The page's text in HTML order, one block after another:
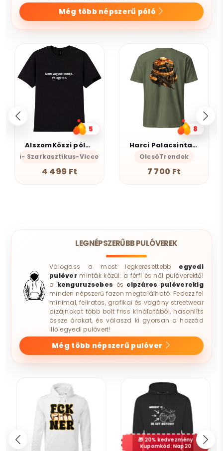
Még több népszerű póló
5
AlszomKöszi póló - Nem vagyok bunkó - Válogatok
Szarkasztikus-Vicces-Önazonos
4 499 Ft
8
Harci Palacsinta - Grafikus Unisex Póló
OlcsóTrendek
7 700 Ft
LEGNÉPSZERŰBB PULÓVEREK
Válogass a most legkeresettebb egyedi
pulóverminták közül: a férfi és női pulóverektől
a kenguruzsebes és cipzáros pulóverekig
minden népszerű fazon megtalálható. Fedezz fel
minimal, feliratos, grafikai és vagány streetwear
dizájnokat több bolt friss kínálatából, hasonlíts
össze árakat, és válaszd ki gyorsan a hozzád
illő egyedi pulóvert!
Még több népszerű pulóver
20% kedvezmény
Kupomkód: Nap20